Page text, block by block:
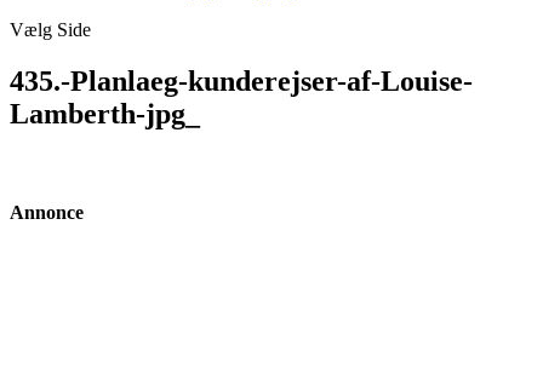
Vælg Side
435.-Planlaeg-kunderejser-af-Louise-
Lamberth-jpg_
Annonce